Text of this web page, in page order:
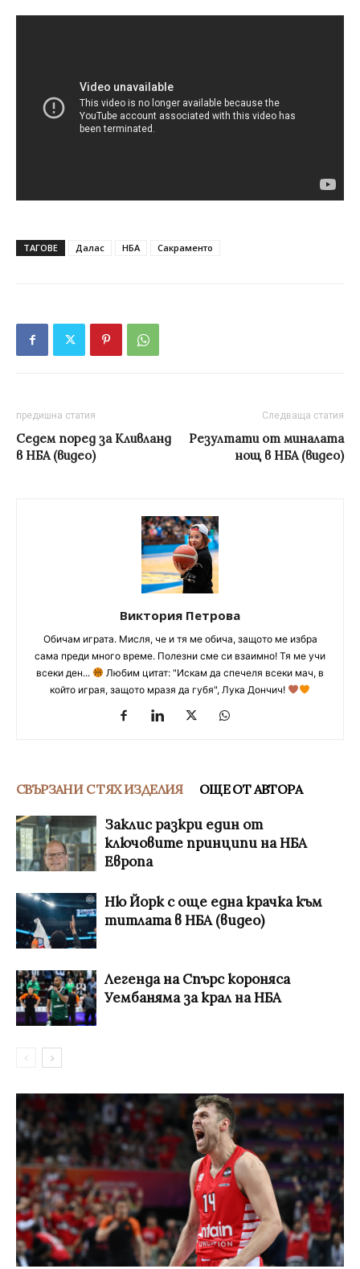
ТАГОВЕ Далас НБА Сакраменто
предишна статия
Седем поред за Кливланд
в НБА (видео)
Следваща статия
Резултати от миналата
нощ в НБА (видео)
Виктория Петрова
Обичам играта. Мисля, че и тя ме обича, защото ме избра
сама преди много време. Полезни сме си взаимно! Тя ме учи
всеки ден...
Любим цитат: "Искам да спечеля всеки мач, в
който играя, защото мразя да губя", Лука Дончич!
СВЪРЗАНИ С ТЯХ ИЗДЕЛИЯ ОЩЕ ОТ АВТОРА
Заклис разкри един от
ключовите принципи на НБА
Европа
Ню Йорк с още една крачка към
титлата в НБА (видео)
Легенда на Спърс короняса
Уембаняма за крал на НБА